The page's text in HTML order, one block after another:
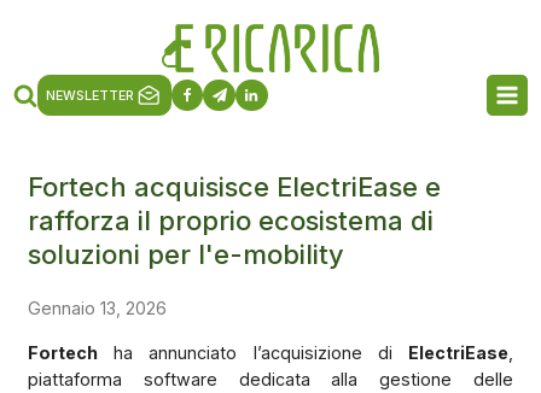
NEWSLETTER
Fortech acquisisce ElectriEase e
rafforza il proprio ecosistema di
soluzioni per l'e-mobility
Gennaio 13, 2026
Fortechha annunciato l’acquisizione di ElectriEase
piattaforma software dedicata alla gestione delle